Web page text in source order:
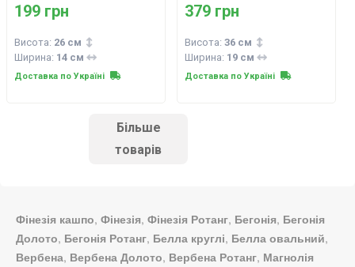
199 грн
Висота: 26 см
Ширина: 14 см
Доставка по Україні
379 грн
Висота: 36 см
Ширина: 19 см
Доставка по Україні
Більше
товарів
Фінезія кашпо, Фінезія, Фінезія Ротанг, Бегонія, Бегонія
Долото, Бегонія Ротанг, Белла круглі, Белла овальний,
Вербена, Вербена Долото, Вербена Ротанг, Магнолія